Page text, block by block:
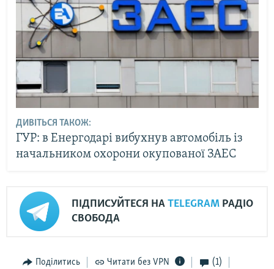
ДИВІТЬСЯ ТАКОЖ:
ГУР: в Енергодарі вибухнув автомобіль із
начальником охорони окупованої ЗАЕС
ПІДПИСУЙТЕСЯ НА TELEGRAM РАДІО
СВОБОДА
Поділитись Читати без VPN (1)